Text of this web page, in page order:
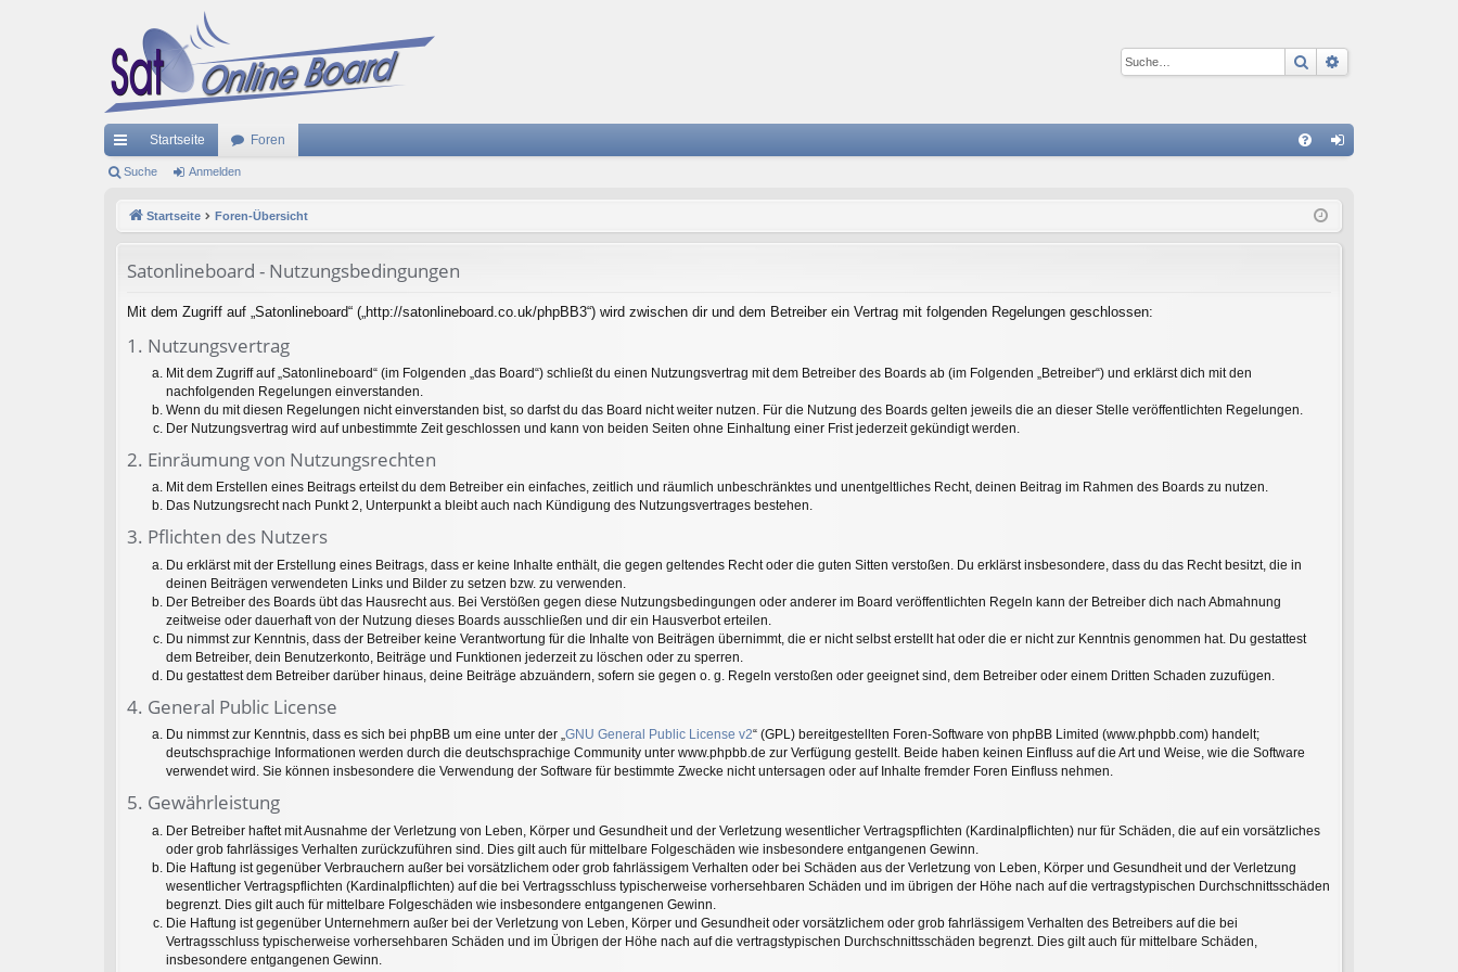
Suche
ch
Startseite Foren
m
Suche Anmelden
Startseite Foren-Übersicht
Satonlineboard - Nutzungsbedingungen
Mit dem Zugriff auf „Satonlineboard“ („http://satonlineboard.co.uk/phpBB3“) wird zwischen dir und dem Betreiber ein Vertrag mit folgenden Regelungen geschlossen:
1. Nutzungsvertrag
Mit dem Zugriff auf „Satonlineboard“ (im Folgenden „das Board“) schließt du einen Nutzungsvertrag mit dem Betreiber des Boards ab (im Folgenden „Betreiber“) und erklärst dich mit den
nachfolgenden Regelungen einverstanden.
Wenn du mit diesen Regelungen nicht einverstanden bist, so darfst du das Board nicht weiter nutzen. Für die Nutzung des Boards gelten jeweils die an dieser Stelle veröffentlichten Regelungen.
Der Nutzungsvertrag wird auf unbestimmte Zeit geschlossen und kann von beiden Seiten ohne Einhaltung einer Frist jederzeit gekündigt werden.
2. Einräumung von Nutzungsrechten
Mit dem Erstellen eines Beitrags erteilst du dem Betreiber ein einfaches, zeitlich und räumlich unbeschränktes und unentgeltliches Recht, deinen Beitrag im Rahmen des Boards zu nutzen.
Das Nutzungsrecht nach Punkt 2, Unterpunkt a bleibt auch nach Kündigung des Nutzungsvertrages bestehen.
3. Pflichten des Nutzers
Du erklärst mit der Erstellung eines Beitrags, dass er keine Inhalte enthält, die gegen geltendes Recht oder die guten Sitten verstoßen. Du erklärst insbesondere, dass du das Recht besitzt, die in
deinen Beiträgen verwendeten Links und Bilder zu setzen bzw. zu verwenden.
Der Betreiber des Boards übt das Hausrecht aus. Bei Verstößen gegen diese Nutzungsbedingungen oder anderer im Board veröffentlichten Regeln kann der Betreiber dich nach Abmahnung
zeitweise oder dauerhaft von der Nutzung dieses Boards ausschließen und dir ein Hausverbot erteilen.
Du nimmst zur Kenntnis, dass der Betreiber keine Verantwortung für die Inhalte von Beiträgen übernimmt, die er nicht selbst erstellt hat oder die er nicht zur Kenntnis genommen hat. Du gestattest
dem Betreiber, dein Benutzerkonto, Beiträge und Funktionen jederzeit zu löschen oder zu sperren.
Du gestattest dem Betreiber darüber hinaus, deine Beiträge abzuändern, sofern sie gegen o. g. Regeln verstoßen oder geeignet sind, dem Betreiber oder einem Dritten Schaden zuzufügen.
4. General Public License
Du nimmst zur Kenntnis, dass es sich bei phpBB um eine unter der „GNU General Public License v2“ (GPL) bereitgestellten Foren-Software von phpBB Limited (www.phpbb.com) handelt;
deutschsprachige Informationen werden durch die deutschsprachige Community unter www.phpbb.de zur Verfügung gestellt. Beide haben keinen Einfluss auf die Art und Weise, wie die Software
verwendet wird. Sie können insbesondere die Verwendung der Software für bestimmte Zwecke nicht untersagen oder auf Inhalte fremder Foren Einfluss nehmen.
5. Gewährleistung
Der Betreiber haftet mit Ausnahme der Verletzung von Leben, Körper und Gesundheit und der Verletzung wesentlicher Vertragspflichten (Kardinalpflichten) nur für Schäden, die auf ein vorsätzliches
oder grob fahrlässiges Verhalten zurückzuführen sind. Dies gilt auch für mittelbare Folgeschäden wie insbesondere entgangenen Gewinn.
Die Haftung ist gegenüber Verbrauchern außer bei vorsätzlichem oder grob fahrlässigem Verhalten oder bei Schäden aus der Verletzung von Leben, Körper und Gesundheit und der Verletzung
wesentlicher Vertragspflichten (Kardinalpflichten) auf die bei Vertragsschluss typischerweise vorhersehbaren Schäden und im übrigen der Höhe nach auf die vertragstypischen Durchschnittsschäden
begrenzt. Dies gilt auch für mittelbare Folgeschäden wie insbesondere entgangenen Gewinn.
Die Haftung ist gegenüber Unternehmern außer bei der Verletzung von Leben, Körper und Gesundheit oder vorsätzlichem oder grob fahrlässigem Verhalten des Betreibers auf die bei
Vertragsschluss typischerweise vorhersehbaren Schäden und im Übrigen der Höhe nach auf die vertragstypischen Durchschnittsschäden begrenzt. Dies gilt auch für mittelbare Schäden,
insbesondere entgangenen Gewinn.